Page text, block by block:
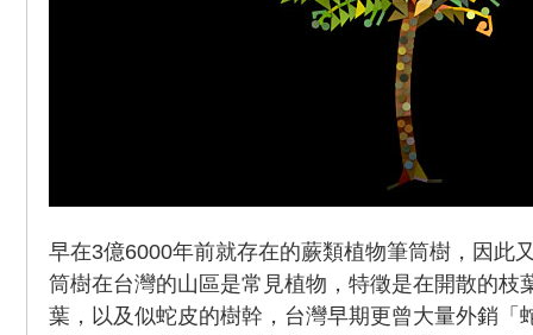
早在3億6000年前就存在的蕨類植物筆筒樹，因此
筒樹在台灣的山區是常見植物，特徵是在開散的枝
葉，以及似蛇皮的樹幹，台灣早期更曾大量外銷「